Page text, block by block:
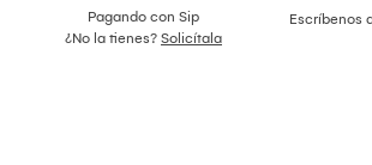
Pagando con Sip
¿No la tienes? Solicítala
Escríbenos